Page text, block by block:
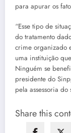
para apurar os
“Esse tipo de
do tratamento
crime organizado
uma instituição
Ninguém se
presidente do
pela assessoria do
Share this